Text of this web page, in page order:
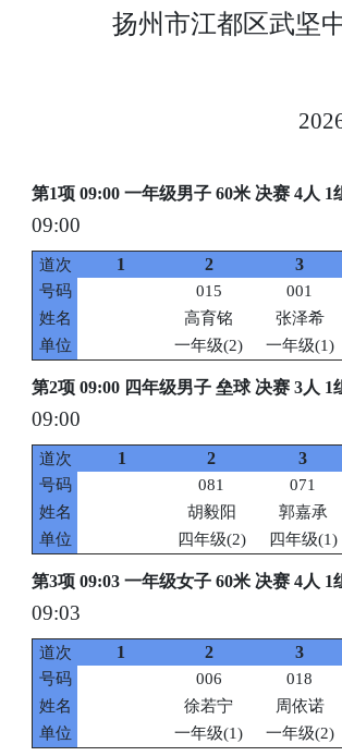
扬州市江都区武坚
第1项 09:00 一年级男子 60米 决赛 4人 1
09:00
道次 1 2 3
号码 015 001
姓名
高育铭 张泽希
单位
一年级(2) 一年级(1)
第2项 09:00 四年级男子 垒球 决赛 3人 1
09:00
道次 1 2 3
号码 081 071
姓名
胡毅阳 郭嘉承
单位
四年级(2) 四年级(1)
第3项 09:03 一年级女子 60米 决赛 4人 1
09:03
道次 1 2 3
号码 006 018
姓名
徐若宁 周依诺
单位
一年级(1) 一年级(2)